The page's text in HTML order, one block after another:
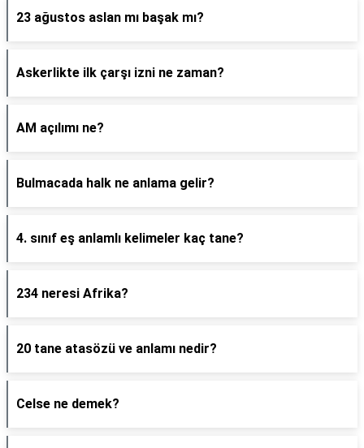
23 ağustos aslan mı başak mı?
Askerlikte ilk çarşı izni ne zaman?
AM açılımı ne?
Bulmacada halk ne anlama gelir?
4. sınıf eş anlamlı kelimeler kaç tane?
234 neresi Afrika?
20 tane atasözü ve anlamı nedir?
Celse ne demek?